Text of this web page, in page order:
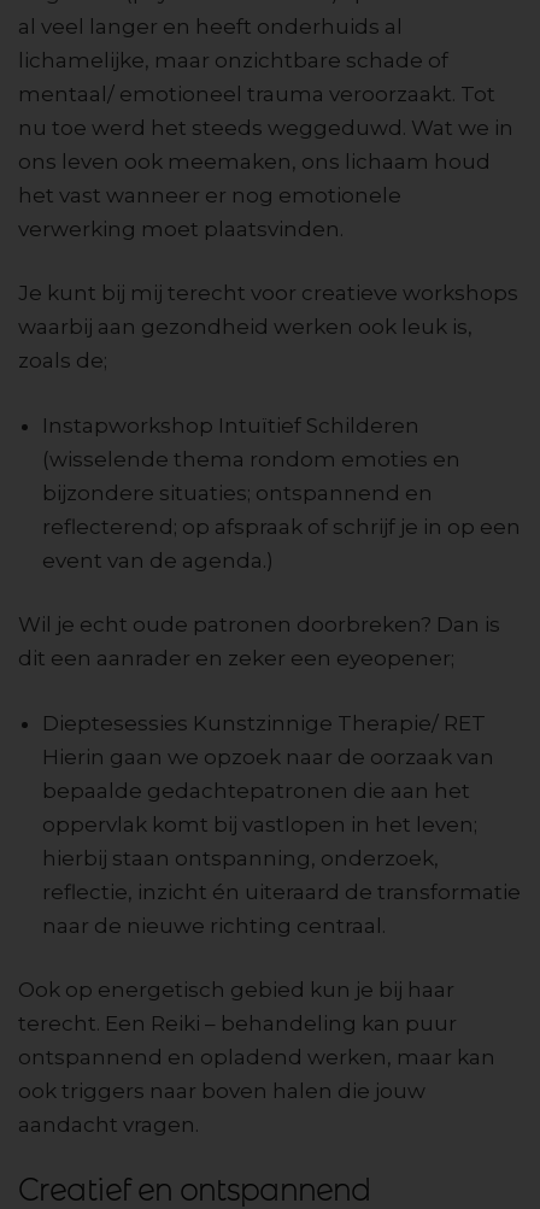
al veel langer en heeft onderhuids al
lichamelijke, maar onzichtbare schade of
mentaal/ emotioneel trauma veroorzaakt. Tot
nu toe werd het steeds weggeduwd. Wat we in
ons leven ook meemaken, ons lichaam houd
het vast wanneer er nog emotionele
verwerking moet plaatsvinden.
Je kunt bij mij terecht voor creatieve workshops
waarbij aan gezondheid werken ook leuk is,
zoals de;
Instapworkshop Intuïtief Schilderen
(wisselende thema rondom emoties en
bijzondere situaties; ontspannend en
reflecterend; op afspraak of schrijf je in op een
event van de agenda.)
Wil je echt oude patronen doorbreken? Dan is
dit een aanrader en zeker een eyeopener;
Dieptesessies Kunstzinnige Therapie/ RET
Hierin gaan we opzoek naar de oorzaak van
bepaalde gedachtepatronen die aan het
oppervlak komt bij vastlopen in het leven;
hierbij staan ontspanning, onderzoek,
reflectie, inzicht én uiteraard de transformatie
naar de nieuwe richting centraal.
Ook op energetisch gebied kun je bij haar
terecht. Een Reiki – behandeling kan puur
ontspannend en opladend werken, maar kan
ook triggers naar boven halen die jouw
aandacht vragen.
Creatief en ontspannend